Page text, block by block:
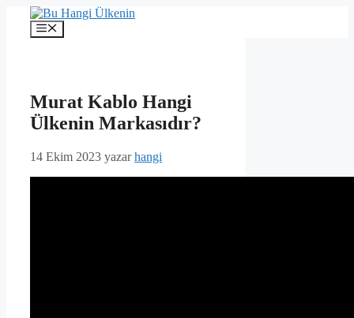
İçeriğe
Menü
Murat Kablo Hangi
Ülkenin Markasıdır?
14 Ekim 2023 yazarhangi